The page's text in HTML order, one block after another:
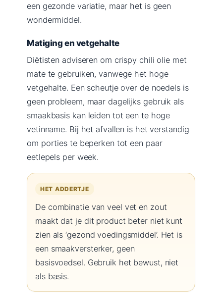
een gezonde variatie, maar het is geen
wondermiddel.
Matiging en vetgehalte
Diëtisten adviseren om crispy chili olie met
mate te gebruiken, vanwege het hoge
vetgehalte. Een scheutje over de noedels is
geen probleem, maar dagelijks gebruik als
smaakbasis kan leiden tot een te hoge
vetinname. Bij het afvallen is het verstandig
om porties te beperken tot een paar
eetlepels per week.
HET ADDERTJE
De combinatie van veel vet en zout
maakt dat je dit product beter niet kunt
zien als ‘gezond voedingsmiddel’. Het is
een smaakversterker, geen
basisvoedsel. Gebruik het bewust, niet
als basis.